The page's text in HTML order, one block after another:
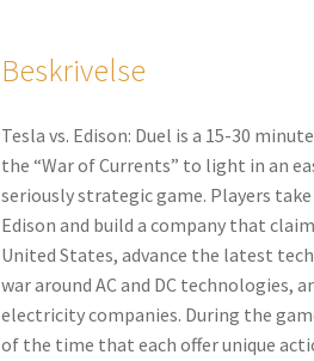
Beskrivelse
Tesla vs. Edison: Duel is a 15-30
the “War of Currents” to light in an
seriously strategic game. Players
Edison and build a company that
United States, advance the latest
war around AC and DC technologies,
electricity companies. During the
of the time that each offer unique